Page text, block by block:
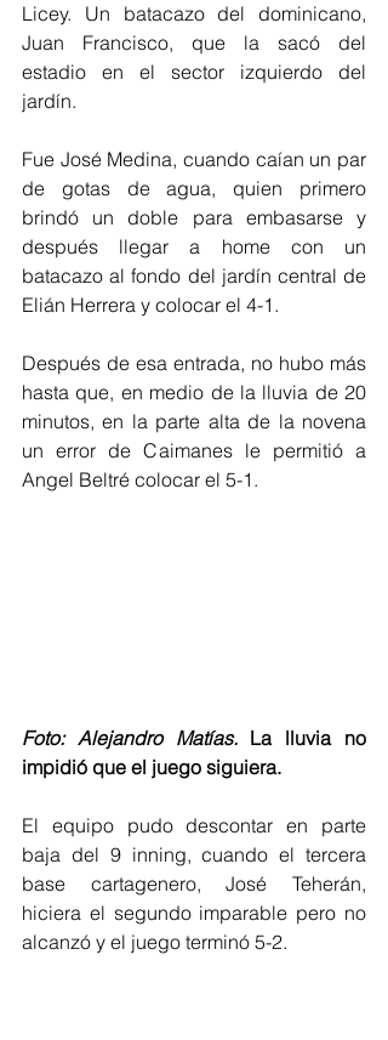
Licey. Un batacazo del dominicano,
Juan Francisco, que la sacó del
estadio en el sector izquierdo del
jardín.
Fue José Medina, cuando caían un par
de gotas de agua, quien primero
brindó un doble para embasarse y
después llegar a home con un
batacazo al fondo del jardín central de
Elián Herrera y colocar el 4-1.
Después de esa entrada, no hubo más
hasta que, en medio de la lluvia de 20
minutos, en la parte alta de la novena
un error de Caimanes le permitió a
Angel Beltré colocar el 5-1.
Foto: Alejandro Matías. La lluvia no
impidió que el juego siguiera.
El equipo pudo descontar en parte
baja del 9 inning, cuando el tercera
base cartagenero, José Teherán,
hiciera el segundo imparable pero no
alcanzó y el juego terminó 5-2.